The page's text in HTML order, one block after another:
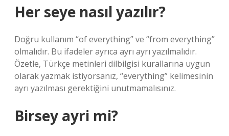
Her seye nasıl yazılır?
Doğru kullanım “of everything” ve “from everything”
olmalıdır. Bu ifadeler ayrıca ayrı ayrı yazılmalıdır.
Özetle, Türkçe metinleri dilbilgisi kurallarına uygun
olarak yazmak istiyorsanız, “everything” kelimesinin
ayrı yazılması gerektiğini unutmamalısınız.
Birsey ayri mi?